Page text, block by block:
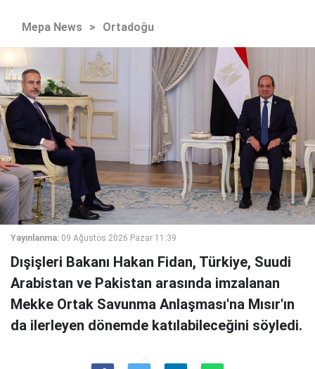
Mepa News > Ortadoğu
Yayınlanma: 09 Ağustos 2026 Pazar 11:39
Dışişleri Bakanı Hakan Fidan, Türkiye, Suudi
Arabistan ve Pakistan arasında imzalanan
Mekke Ortak Savunma Anlaşması'na Mısır'ın
da ilerleyen dönemde katılabileceğini söyledi.